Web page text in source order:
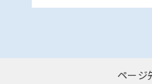
ページ